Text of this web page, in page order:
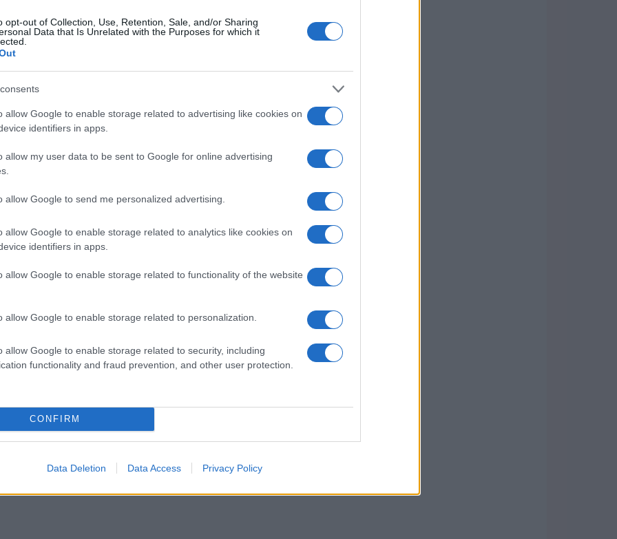
opt-out of Collection, Use, Retention, Sale, and/or Sharing
Data that Is Unrelated with the Purposes for which it
allow Google to enable storage related to advertising like cookies on
identifiers in apps.
allow my user data to be sent to Google for online advertising
allow Google to send me personalized advertising.
allow Google to enable storage related to analytics like cookies on
identifiers in apps.
allow Google to enable storage related to functionality of the website
allow Google to enable storage related to personalization.
allow Google to enable storage related to security, including
functionality and fraud prevention, and other user protection.
CONFIRM
Data Deletion Data Access Privacy Policy
come giubbotti zavorrati, pesi da polso e
per variare il tuo allenamento. È
maggiormente sotto sforzo i muscoli
per brevi distanze. Ma quali sono i benefici
sia attraverso l’uso di pesi liberi – facilita
più corto. Questo succede
il tuo corpo consumerà più energia, quindi,
le corse brevi ad alta velocità.
promuova l’aumento della massa
grasso con la massa magra.